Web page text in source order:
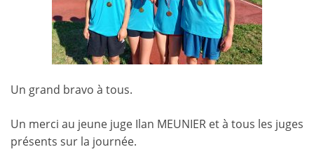
Un grand bravo à tous.
Un merci au jeune juge Ilan MEUNIER et à tous les juges
présents sur la journée.